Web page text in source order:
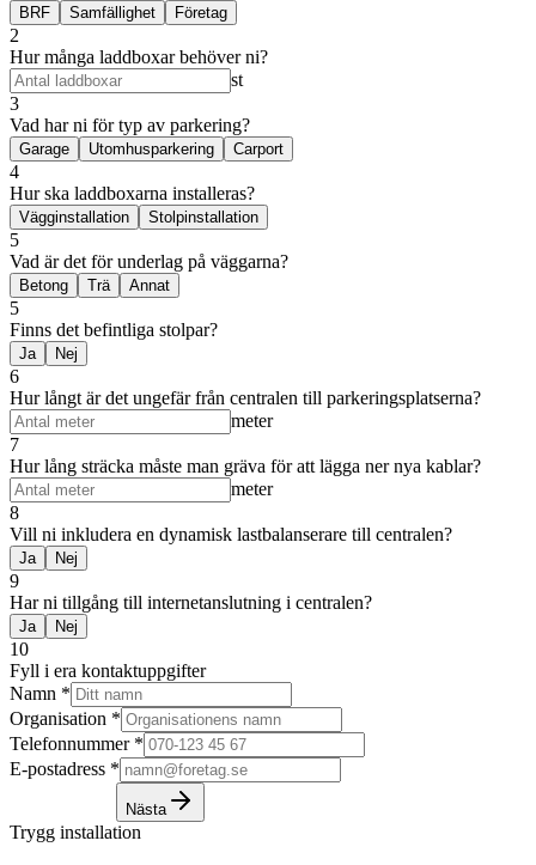
BRF Samfällighet Företag
2
Hur många laddboxar behöver ni?
st
3
Vad har ni för typ av parkering?
Garage Utomhusparkering Carport
4
Hur ska laddboxarna installeras?
Vägginstallation Stolpinstallation
5
Vad är det för underlag på väggarna?
Betong Trä Annat
5
Finns det befintliga stolpar?
Ja Nej
6
Hur långt är det ungefär från centralen till parkeringsplatserna?
meter
7
Hur lång sträcka måste man gräva för att lägga ner nya kablar?
meter
8
Vill ni inkludera en dynamisk lastbalanserare till centralen?
Ja Nej
9
Har ni tillgång till internetanslutning i centralen?
Ja Nej
10
Fyll i era kontaktuppgifter
Namn *
Organisation *
Telefonnummer *
E-postadress *
Nästa
Trygg installation